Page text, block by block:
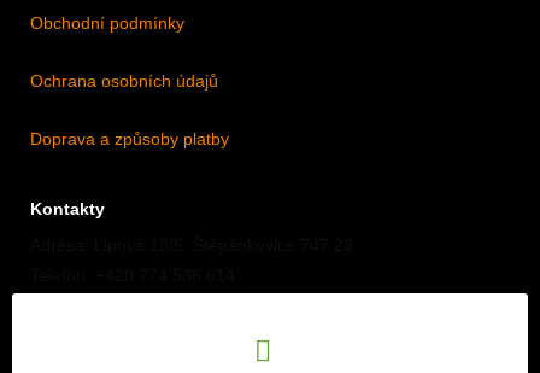
Obchodní podmínky
Ochrana osobních údajů
Doprava a způsoby platby
Kontakty